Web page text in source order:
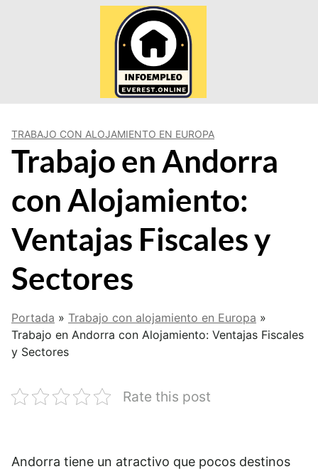
TRABAJO CON ALOJAMIENTO EN EUROPA
Trabajo en Andorra
con Alojamiento:
Ventajas Fiscales y
Sectores
Portada » Trabajo con alojamiento en Europa »
Trabajo en Andorra con Alojamiento: Ventajas Fiscales
y Sectores
Rate this post
Andorra tiene un atractivo que pocos destinos